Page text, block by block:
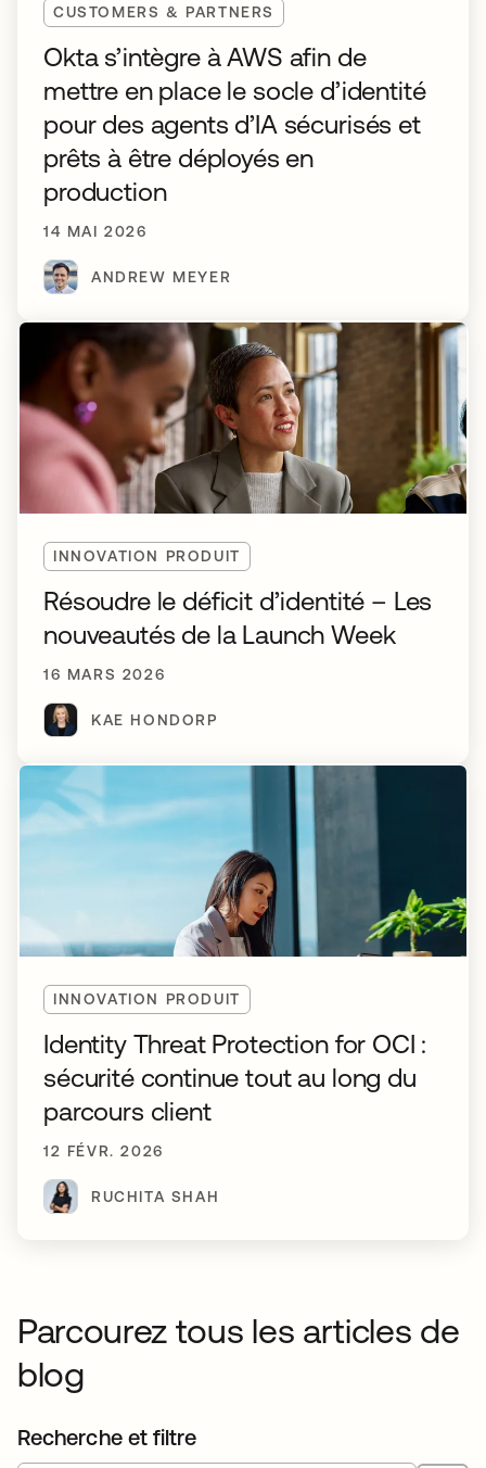
CUSTOMERS & PARTNERS
Okta s’intègre à AWS afin de
mettre en place le socle d’identité
pour des agents d’IA sécurisés et
prêts à être déployés en
production
14 MAI 2026
ANDREW MEYER
INNOVATION PRODUIT
Résoudre le déficit d’identité – Les
nouveautés de la Launch Week
16 MARS 2026
KAE HONDORP
INNOVATION PRODUIT
Identity Threat Protection for OCI :
sécurité continue tout au long du
parcours client
12 FÉVR. 2026
RUCHITA SHAH
Parcourez tous les articles de
blog
Recherche et filtre